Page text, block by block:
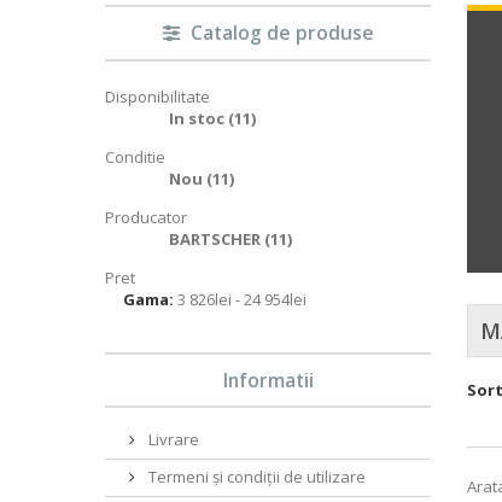
Catalog de produse
Disponibilitate
In stoc (11)
Conditie
Nou (11)
Producator
BARTSCHER (11)
Pret
Gama: 3 826lei - 24 954lei
Informatii
Livrare
Termeni și condiții de utilizare